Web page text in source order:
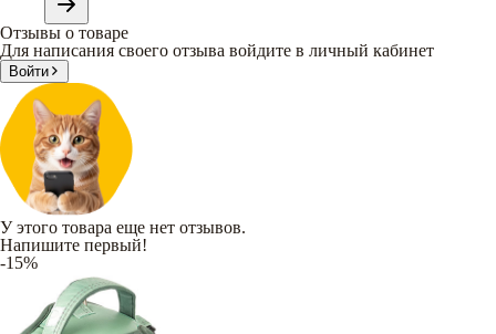
Отзывы о товаре
Для написания своего отзыва войдите в личный кабинет
Войти
У этого товара еще нет отзывов.
Напишите первый!
-15%